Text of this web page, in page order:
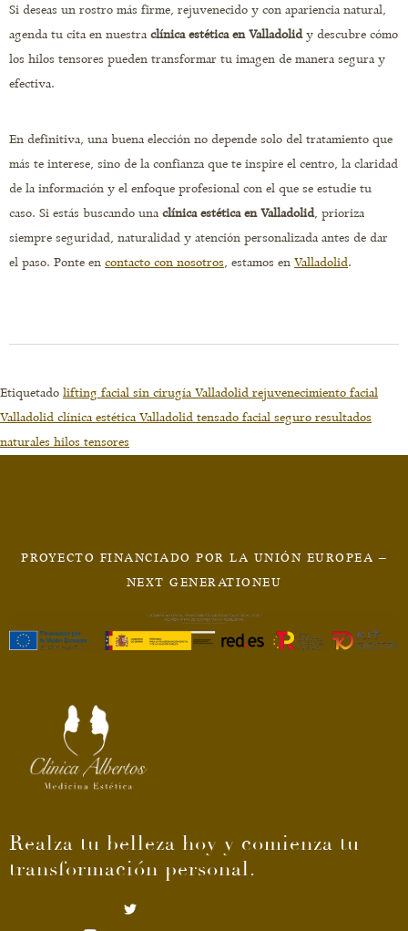
Si deseas un rostro más firme, rejuvenecido y con apariencia natural,
agenda tu cita en nuestra clínica estética en Valladolidy descubre cómo
los hilos tensores pueden transformar tu imagen de manera segura y
efectiva.
En definitiva, una buena elección no depende solo del tratamiento que
más te interese, sino de la confianza que te inspire el centro, la claridad
de la información y el enfoque profesional con el que se estudie tu
caso. Si estás buscando una clínica estética en Valladolid, prioriza
siempre seguridad, naturalidad y atención personalizada antes de dar
el paso. Ponte en contacto con nosotros, estamos en Valladolid.
Etiquetado lifting facial sin cirugía Valladolid rejuvenecimiento facial
Valladolid clínica estética Valladolid tensado facial seguro resultados
naturales hilos tensores
PROYECTO FINANCIADO POR LA UNIÓN EUROPEA –
NEXT GENERATIONEU
Realza tu belleza hoy y comienza tu
transformación personal.